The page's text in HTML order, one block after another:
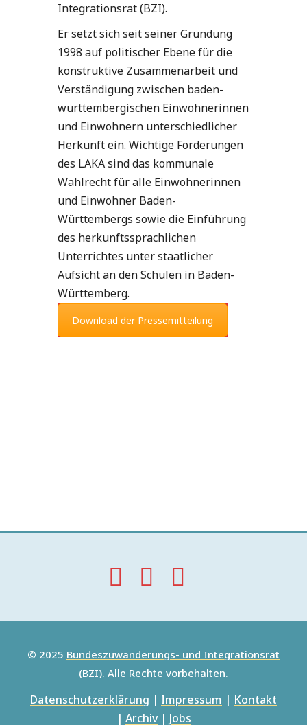
Integrationsrat (BZI).
Er setzt sich seit seiner Gründung
1998 auf politischer Ebene für die
konstruktive Zusammenarbeit und
Verständigung zwischen baden-
württembergischen Einwohnerinnen
und Einwohnern unterschiedlicher
Herkunft ein. Wichtige Forderungen
des LAKA sind das kommunale
Wahlrecht für alle Einwohnerinnen
und Einwohner Baden-
Württembergs sowie die Einführung
des herkunftssprachlichen
Unterrichtes unter staatlicher
Aufsicht an den Schulen in Baden-
Württemberg.
Download der Pressemitteilung
© 2025 Bundeszuwanderungs- und Integrationsrat
(BZI). Alle Rechte vorbehalten.
Datenschutzerklärung | Impressum | Kontakt
| Archiv| Jobs